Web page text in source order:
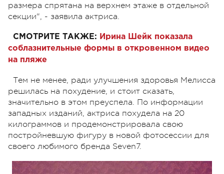
размера спрятана на верхнем этаже в отдельной
секции", - заявила актриса.
СМОТРИТЕ ТАКЖЕ: Ирина Шейк показала
соблазнительные формы в откровенном видео
на пляже
Тем не менее, ради улучшения здоровья Мелисса
решилась на похудение, и стоит сказать,
значительно в этом преуспела. По информации
западных изданий, актриса похудела на 20
килограммов и продемонстрировала свою
постройневшую фигуру в новой фотосессии для
своего любимого бренда Seven7.